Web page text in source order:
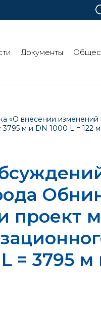
Документы
«О внесении изменений
м и DN 1000 L = 122
проект
= 3795 м